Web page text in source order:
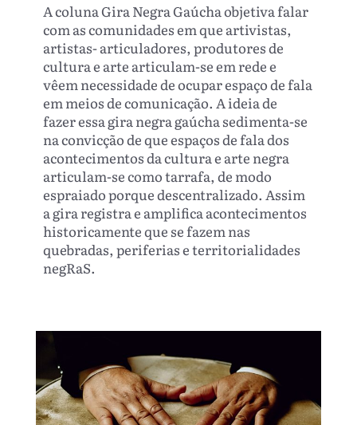
A coluna Gira Negra Gaúcha objetiva falar
com as comunidades em que artivistas,
artistas- articuladores, produtores de
cultura e arte articulam-se em rede e
vêem necessidade de ocupar espaço de fala
em meios de comunicação. A ideia de
fazer essa gira negra gaúcha sedimenta-se
na convicção de que espaços de fala dos
acontecimentos da cultura e arte negra
articulam-se como tarrafa, de modo
espraiado porque descentralizado. Assim
a gira registra e amplifica acontecimentos
historicamente que se fazem nas
quebradas, periferias e territorialidades
negRaS.